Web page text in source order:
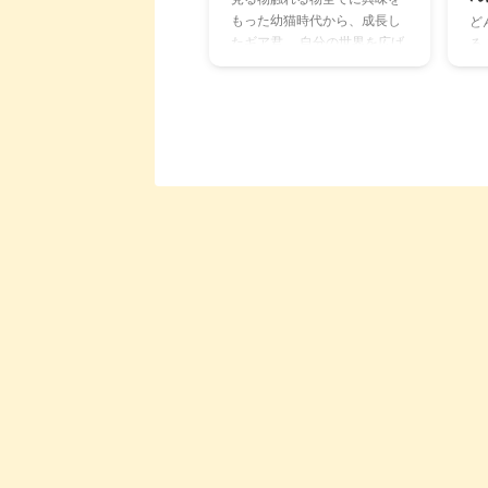
ールド・イングリッシュ・シ
ープドッグの性格や魅力、お
で
す
て
もった幼猫時代から、成長し
たギア君。 自分の世界を広げ
ながら、一生懸命生きている
ど
る
た